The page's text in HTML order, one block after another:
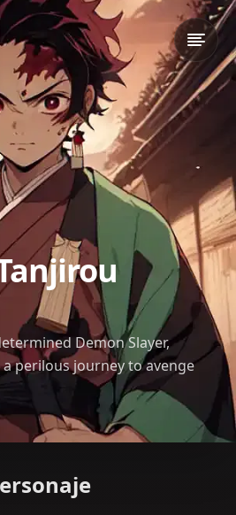
Demon Slayer,
perilous journey to avenge
sister, Nezuko. His
of Water and Sun
sense of smell make him